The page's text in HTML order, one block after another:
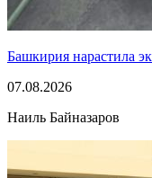
Башкирия нарастила
07.08.2026
Наиль Байназаров